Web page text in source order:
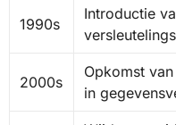
1990s
Introductie
2000s
Opkomst
in